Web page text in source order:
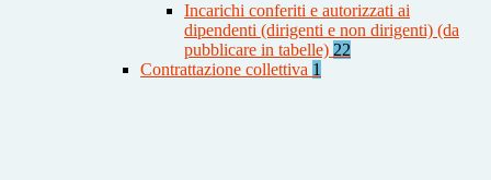
Incarichi conferiti e autorizzati ai
dipendenti (dirigenti e non dirigenti) (da
pubblicare in tabelle) 22
Contrattazione collettiva 1